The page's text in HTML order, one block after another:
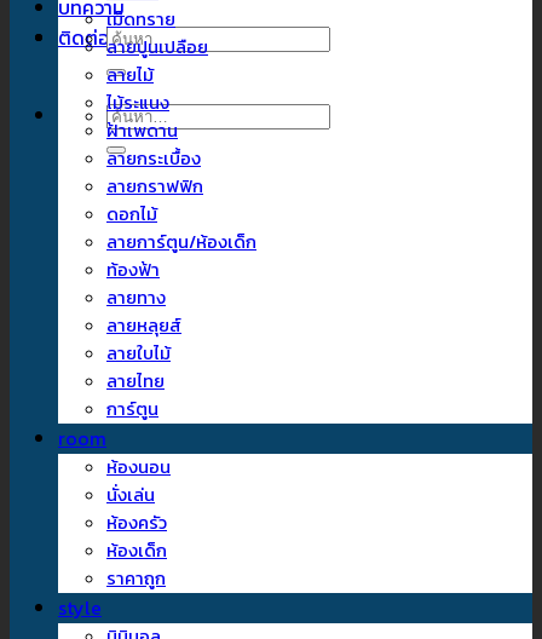
บทความ
ติดต่อเรา
ค้นหา:
ค้นหา:
เม็ดทราย
ลายปูนเปลือย
ลายไม้
ไม้ระแนง
ฝ้าเพดาน
ลายกระเบื้อง
ลายกราฟฟิก
ดอกไม้
ลายการ์ตูน/ห้องเด็ก
ท้องฟ้า
ลายทาง
ลายหลุยส์
ลายใบไม้
ลายไทย
การ์ตูน
room
ห้องนอน
นั่งเล่น
ห้องครัว
ห้องเด็ก
ราคาถูก
style